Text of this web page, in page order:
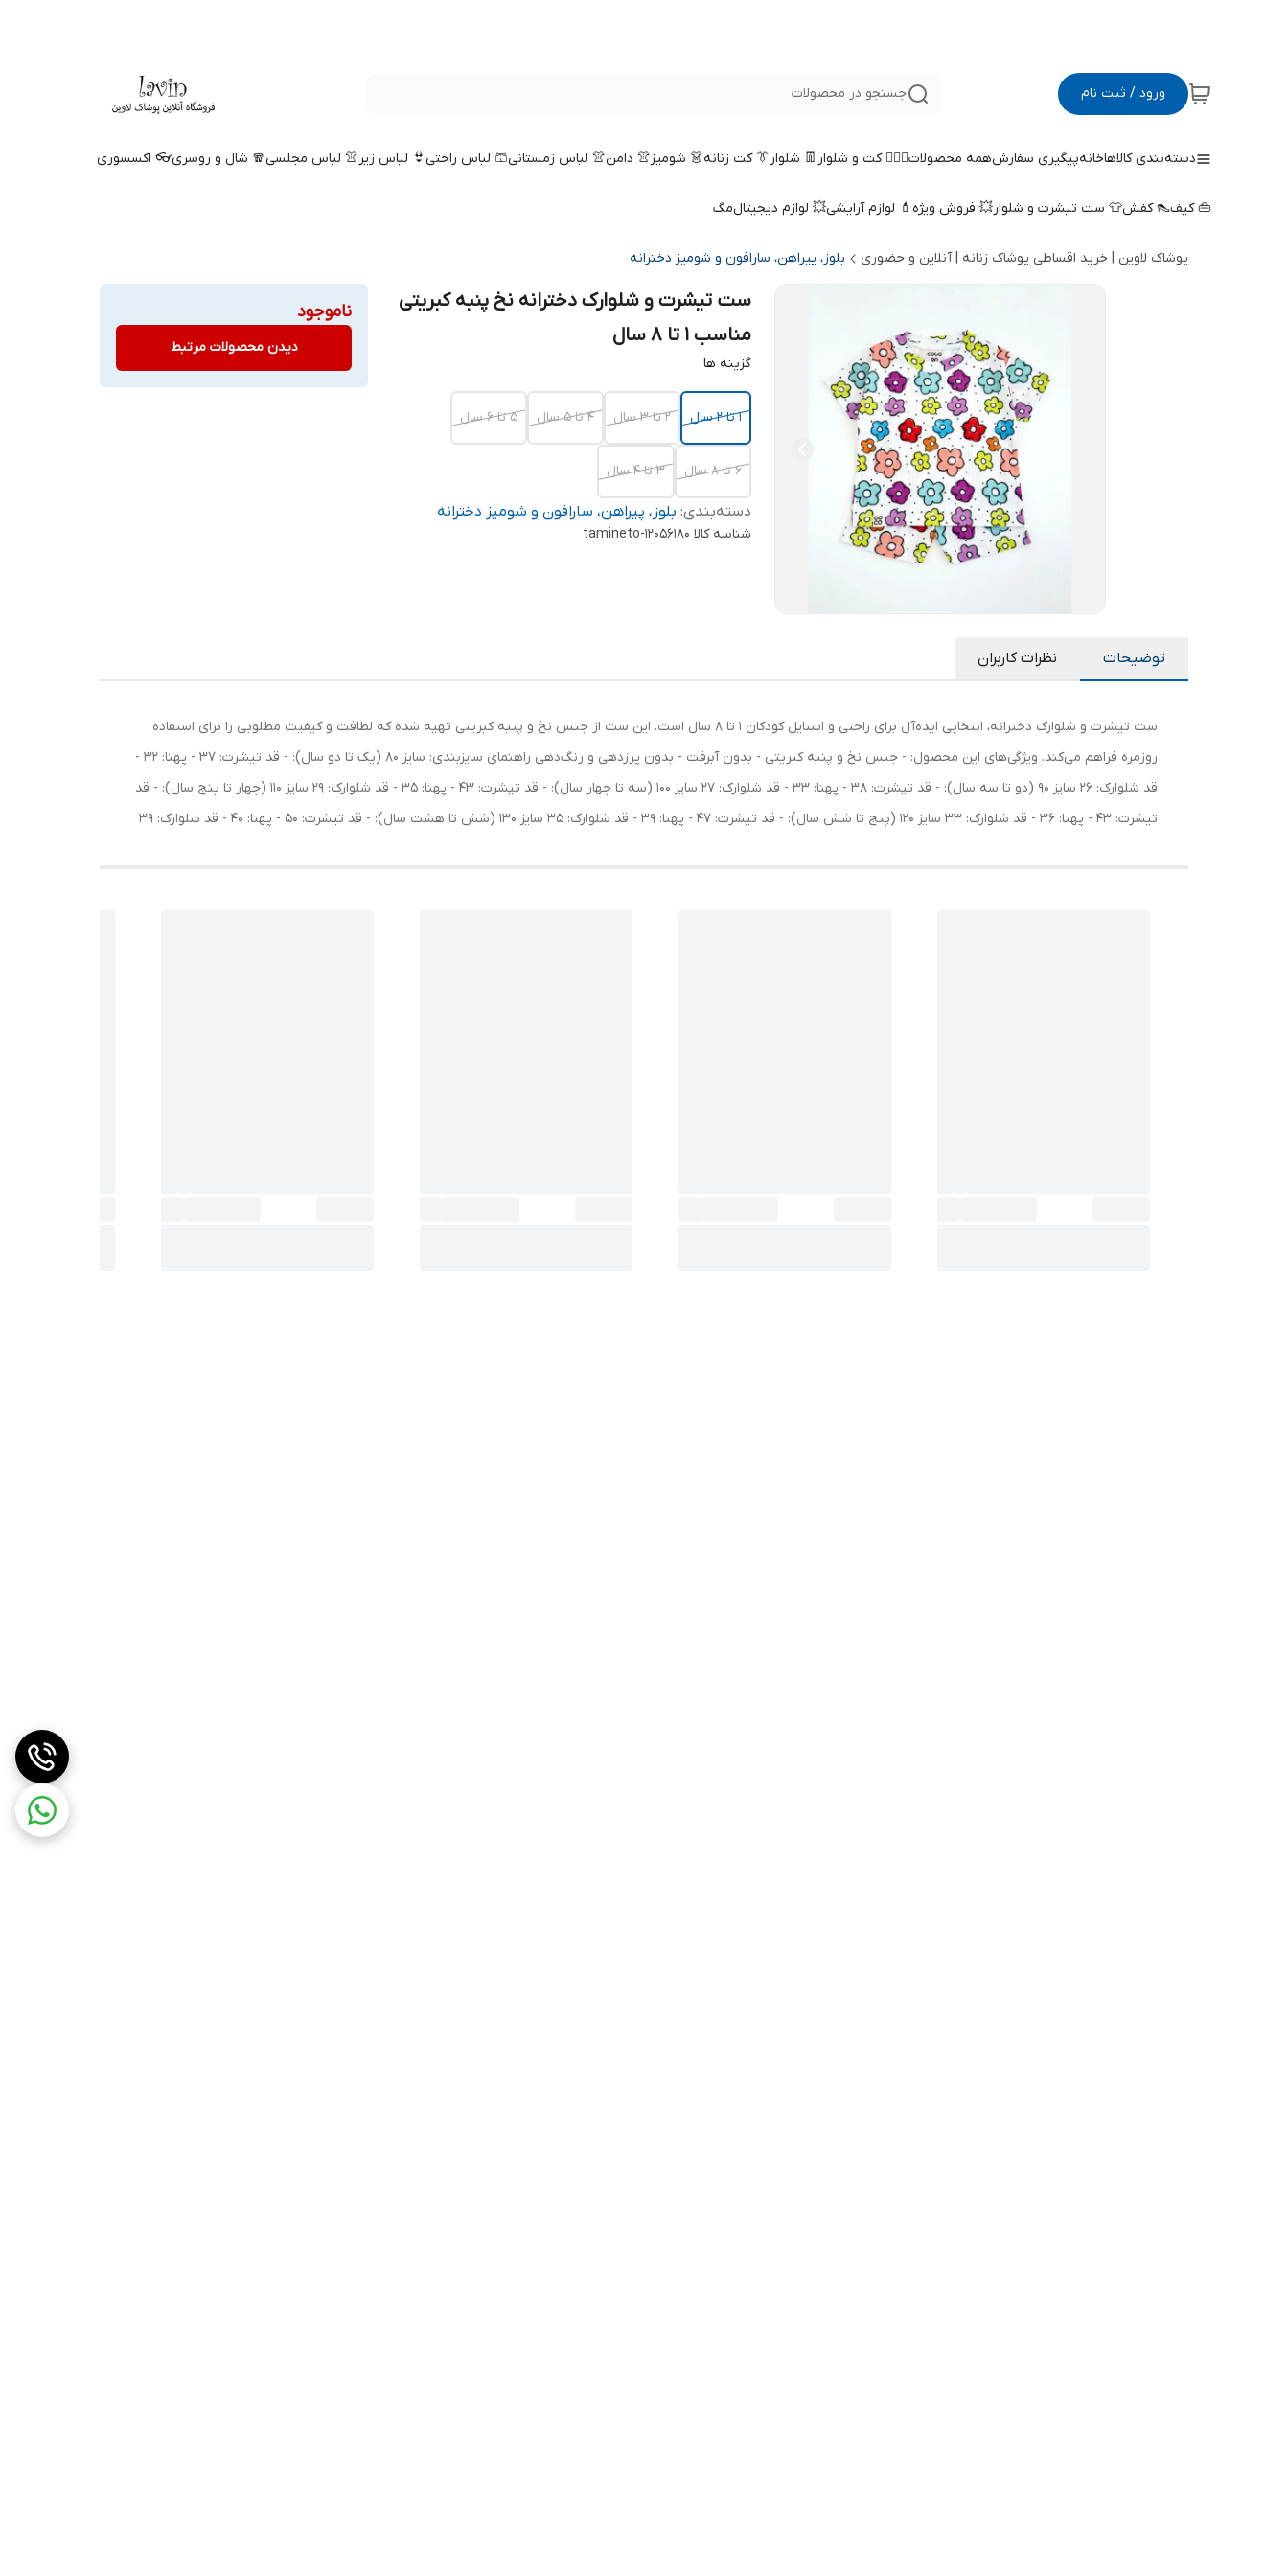
ورود / ثبت نام جستجو در محصولات
دسته‌بندی کالاهاخانهپیگیری سفارشهمه محصولات🤵🏻‍♀️ کت و شلوار 👖 شلوار👔 کت زنانه👗 شومیز👚 دامن👚 لباس زمستانی🩳 لباس راحتی👙 لباس زیر👚 لباس مجلسی🧣 شال و روسری👓 اکسسوری
👜 کیف👠 کفش👕 ست تیشرت و شلوار💥 فروش ویژه 💄 لوازم آرایشی💥 لوازم دیجیتالمگ
پوشاک لاوین | خرید اقساطی پوشاک زنانه | آنلاین و حضوری بلوز، پیراهن، سارافون و شومیز دخترانه
ست تیشرت و شلوارک دخترانه نخ پنبه کبریتی
مناسب 1 تا 8 سال
گزینه ها
۱ تا ۲ سال ۲ تا ۳ سال ۴ تا ۵ سال ۵ تا ۶ سال
۶ تا ۸ سال ۳ تا ۴ سال
دسته‌بندی:بلوز، پیراهن، سارافون و شومیز دخترانه
شناسه کالا tamineto-12056180
ناموجود
دیدن محصولات مرتبط
توضیحات نظرات کاربران
ست تیشرت و شلوارک دخترانه، انتخابی ایده‌آل برای راحتی و استایل کودکان 1 تا 8 سال است. این ست از جنس نخ و پنبه کبریتی تهیه شده که لطافت و کیفیت مطلوبی را برای استفاده
روزمره فراهم می‌کند. ویژگی‌های این محصول: - جنس نخ و پنبه کبریتی - بدون آبرفت - بدون پرزدهی و رنگ‌دهی راهنمای سایزبندی: سایز 80 (یک تا دو سال): - قد تیشرت: 37 - پهنا: 32 -
قد شلوارک: 26 سایز 90 (دو تا سه سال): - قد تیشرت: 38 - پهنا: 33 - قد شلوارک: 27 سایز 100 (سه تا چهار سال): - قد تیشرت: 43 - پهنا: 35 - قد شلوارک: 29 سایز 110 (چهار تا پنج سال): - قد
تیشرت: 43 - پهنا: 36 - قد شلوارک: 33 سایز 120 (پنج تا شش سال): - قد تیشرت: 47 - پهنا: 39 - قد شلوارک: 35 سایز 130 (شش تا هشت سال): - قد تیشرت: 50 - پهنا: 40 - قد شلوارک: 39